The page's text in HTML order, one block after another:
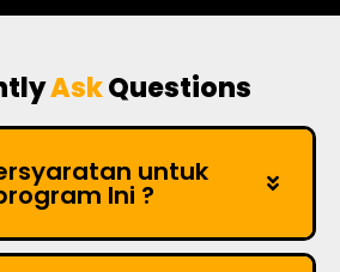
AskQuestions
untuk
Ini ?